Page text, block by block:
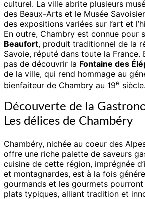
culturel. La ville abrite plusieurs
des Beaux-Arts et le Musée
des expositions variées sur l’art et
En outre, Chambry est connue pour
Beaufort, produit traditionnel de la
Savoie, réputé dans toute la France.
pas de découvrir la Fontaine des
de la ville, qui rend hommage au
bienfaiteur de Chambry au 19e siècle.
Découverte de la
Les délices de Chambéry
Chambéry, nichée au coeur des
offre une riche palette de saveurs
cuisine de cette région, imprégnée
et montagnardes, est à la fois
gourmands et les gourmets
plats typiques, alliant tradition et